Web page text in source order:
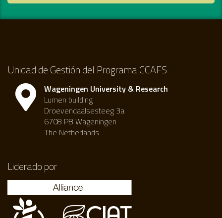
Unidad de Gestión del Programa CCAFS
Wageningen University & Research
Lumen building
Droevendaalsesteeg 3a
6708 PB Wageningen
The Netherlands
Liderado por